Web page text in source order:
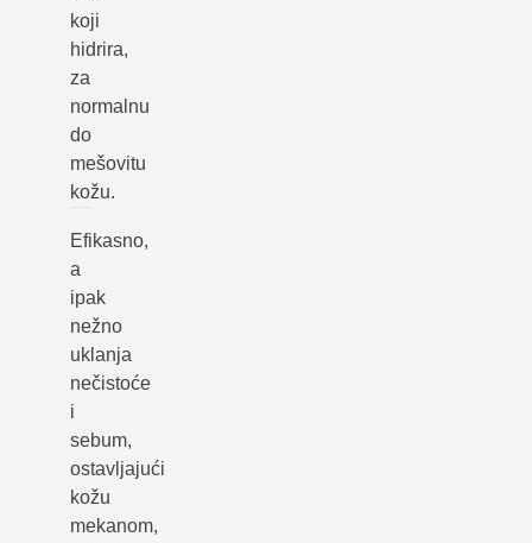
koji
hidrira,
za
normalnu
do
mešovitu
kožu.
Efikasno,
a
ipak
nežno
uklanja
nečistoće
i
sebum,
ostavljajući
kožu
mekanom,